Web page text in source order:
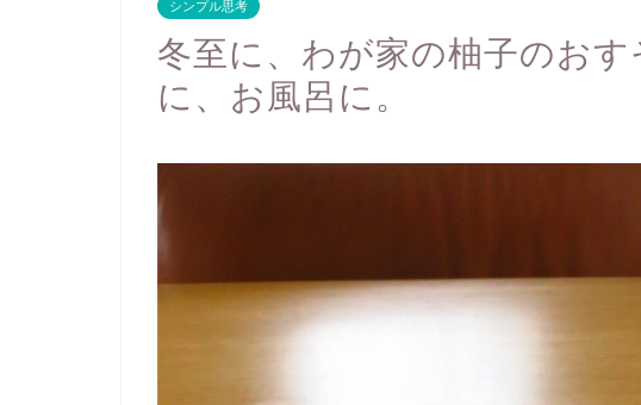
シンプル思考
冬至に、わが家の柚子のおす
に、お風呂に。